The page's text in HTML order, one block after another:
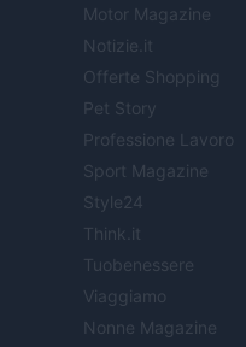
Motor Magazine
Notizie.it
Offerte Shopping
Pet Story
Professione Lavoro
Sport Magazine
Style24
Think.it
Tuobenessere
Viaggiamo
Nonne Magazine